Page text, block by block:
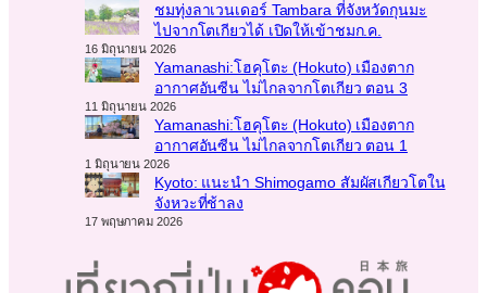
ชมทุ่งลาเวนเดอร์ Tambara ที่จังหวัดกุนมะ
ไปจากโตเกียวได้ เปิดให้เข้าชมก.ค.
16 มิถุนายน 2026
Yamanashi:โฮคุโตะ (Hokuto) เมืองตาก
อากาศอันซีน ไม่ไกลจากโตเกียว ตอน 3
11 มิถุนายน 2026
Yamanashi:โฮคุโตะ (Hokuto) เมืองตาก
อากาศอันซีน ไม่ไกลจากโตเกียว ตอน 1
1 มิถุนายน 2026
Kyoto: แนะนำ Shimogamo สัมผัสเกียวโตใน
จังหวะที่ช้าลง
17 พฤษภาคม 2026